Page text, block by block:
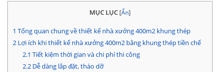
MỤC LỤC [Ẩn]
1 Tổng quan chung về thiết kế nhà xưởng 400m2 khung thép
2 Lợi ích khi thiết kế nhà xưởng 400m2 bằng khung thép tiền chế
2.1 Tiết kiệm thời gian và chi phí thi công
2.2Dễ dàng lắp đặt, tháo dỡ